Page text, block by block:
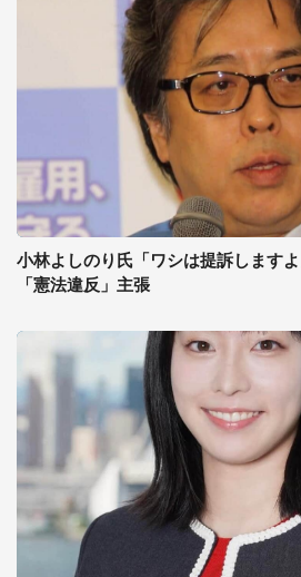
小林よしのり氏「ワシは提訴します
「憲法違反」主張